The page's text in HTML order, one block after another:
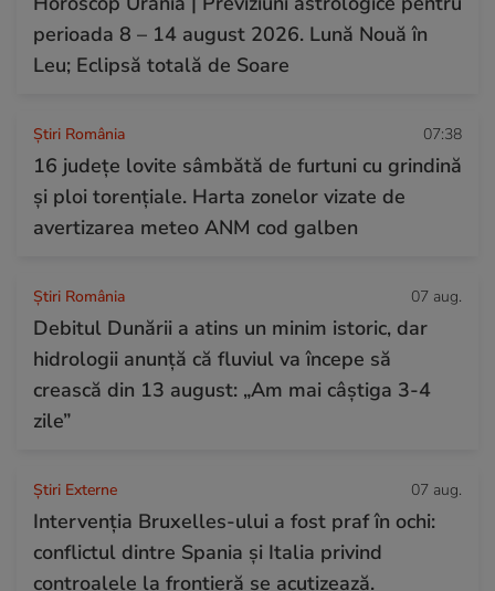
perioada 8 – 14 august 2026. Lună Nouă în
Leu; Eclipsă totală de Soare
Știri România 07:38
16 județe lovite sâmbătă de furtuni cu grindină
și ploi torențiale. Harta zonelor vizate de
avertizarea meteo ANM cod galben
Știri România 07 aug.
Debitul Dunării a atins un minim istoric, dar
hidrologii anunță că fluviul va începe să
crească din 13 august: „Am mai câștiga 3-4
zile”
Știri Externe 07 aug.
Intervenția Bruxelles-ului a fost praf în ochi:
conflictul dintre Spania și Italia privind
controalele la frontieră se acutizează.